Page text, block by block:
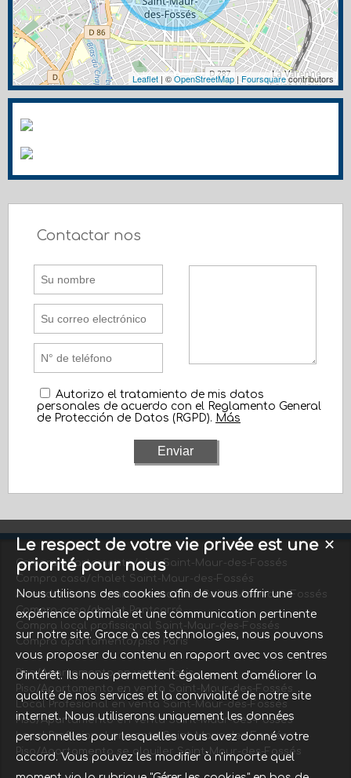
Leaflet | ©OpenStreetMap | Foursquarecontributors
Contactar nos
Autorizo el tratamiento de mis datos
personales de acuerdo con el Reglamento General
de Protección de Datos (RGPD). Más
Compra apartamento/piso Saint-Maur-des-Fossés
Compra casa/chalet Saint-Maur-des-Fossés
Arrendamiento apartamento/piso Saint-Maur-des-Fossés
Compra casa/chalet Pontcarré
Compra local profissional Saint-Maur-des-Fossés
Compra apartamento/piso Paris
Piso/Apartamento en venta Paris
Piso/Apartamento en venta Saint-Maur-des-Fossés
Local Profesional en venta Saint-Maur-des-Fossés
Piso/Apartamento en venta Saint-Maur-des-Fossés
Local Profesional en venta Saint-Maur-des-Fossés
Piso/Apartamento se alquiler Saint-Maur-des-Fossés
✕
Le respect de votre vie privée est une
priorité pour nous
Nous utilisons des cookies afin de vous offrir une
expérience optimale et une communication pertinente
sur notre site. Grace à ces technologies, nous pouvons
vous proposer du contenu en rapport avec vos centres
d'intérêt. Ils nous permettent également d'améliorer la
qualité de nos services et la convivialité de notre site
internet. Nous utiliserons uniquement les données
personnelles pour lesquelles vous avez donné votre
accord. Vous pouvez les modifier à n'importe quel